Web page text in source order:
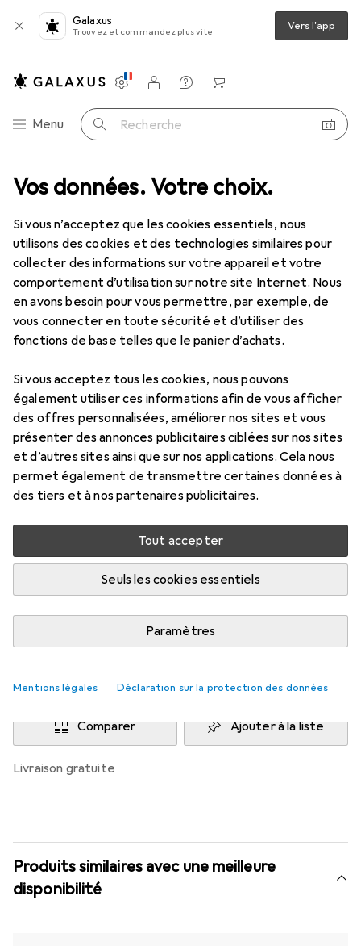
Vos données. Votre choix.
Si vous n’acceptez que les cookies essentiels, nous
utilisons des cookies et des technologies similaires pour
collecter des informations sur votre appareil et votre
comportement d’utilisation sur notre site Internet. Nous
en avons besoin pour vous permettre, par exemple, de
vous connecter en toute sécurité et d’utiliser des
fonctions de base telles que le panier d’achats.
Si vous acceptez tous les cookies, nous pouvons
également utiliser ces informations afin de vous afficher
des offres personnalisées, améliorer nos sites et vous
présenter des annonces publicitaires ciblées sur nos sites
et d’autres sites ainsi que sur nos applications. Cela nous
permet également de transmettre certaines données à
des tiers et à nos partenaires publicitaires.
Tout accepter
Seuls les cookies essentiels
Paramètres
Mentions légales Déclaration sur la protection des données
Galaxus
Trouvez et commandez plus vite Vers l'app
Navigation par catégorie
Menu Recherche
Paramètres
Compte client
Listes de comparaison
Listes d'envies
Panier
entraînement 20 mm, angle de reprise 7,2°, longueur 510 mm
13 images
Cliquet réversible, pour 3/4
pouce, entraînement 20 mm, angle de
reprise 7,2°, longueur 510 mm
3/4"
Prix en EUR TVA incl.
EUR
111,89 avant 118,99
Évaluations Marque
Livré entre mer, 19/8 et ven, 21/8
Plus de 10 pièces en stock chez le fournisseur
M'informer si le produit est disponible plus tôt
Ajouter au panier
Comparer Ajouter à la liste
livraison gratuite
Produits similaires avec une meilleure
disponibilité